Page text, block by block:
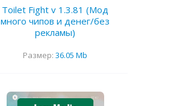
Toilet Fight v 1.3.81 (Мод
много чипов и денег/без
рекламы)
Размер: 36.05 Mb